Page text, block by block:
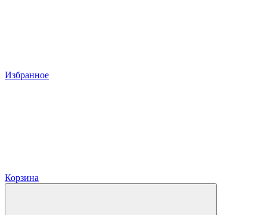
Избранное
Корзина